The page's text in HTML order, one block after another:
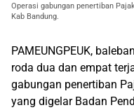
Operasi gabungan penertiban
Kab Bandung.
PAMEUNGPEUK,
roda dua dan empat
gabungan penertiban
yang digelar Badan